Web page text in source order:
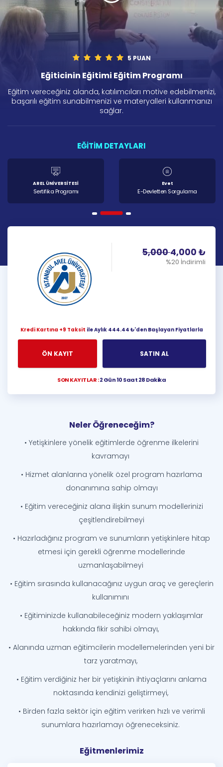
5 PUAN
Eğiticinin Eğitimi Eğitim Programı
Eğitim vereceğiniz alanda, katılımcıları motive edebilmenizi,
başarılı eğitim sunabilmenizi ve materyalleri kullanmanızı
sağlar.
EĞİTİM DETAYLARI
AREL ÜNİVERSİTESİ
Sertifika Programı
Evet
E-Devletten Sorgulama
5,0004,000 ₺
%20 İndirimli
Kredi Kartına +9 Taksit ile Aylık 444.44 ₺'den Başlayan Fiyatlarla
ÖN KAYIT SATIN AL
SON KAYITLAR :2 Gün 10 Saat 28 Dakika
Neler Öğreneceğim?
• Yetişkinlere yönelik eğitimlerde öğrenme ilkelerini
kavramayı
• Hizmet alanlarına yönelik özel program hazırlama
donanımına sahip olmayı
• Eğitim vereceğiniz alana ilişkin sunum modellerinizi
çeşitlendirebilmeyi
• Hazırladığınız program ve sunumların yetişkinlere hitap
etmesi için gerekli öğrenme modellerinde
uzmanlaşabilmeyi
• Eğitim sırasında kullanacağınız uygun araç ve gereçlerin
kullanımını
• Eğitiminizde kullanabileceğiniz modern yaklaşımlar
hakkında fikir sahibi olmayı,
• Alanında uzman eğitimcilerin modellemelerinden yeni bir
tarz yaratmayı,
• Eğitim verdiğiniz her bir yetişkinin ihtiyaçlarını anlama
noktasında kendinizi geliştirmeyi,
• Birden fazla sektör için eğitim verirken hızlı ve verimli
sunumlara hazırlamayı öğreneceksiniz.
Eğitmenlerimiz